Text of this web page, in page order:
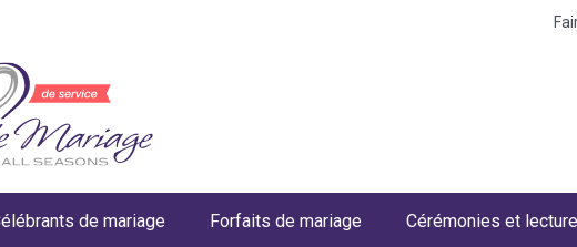
de mariage Forfaits de mariage Cérémonies et